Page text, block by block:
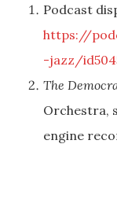
Podcast
https://
-jazz/
The
Orchestra,
engine